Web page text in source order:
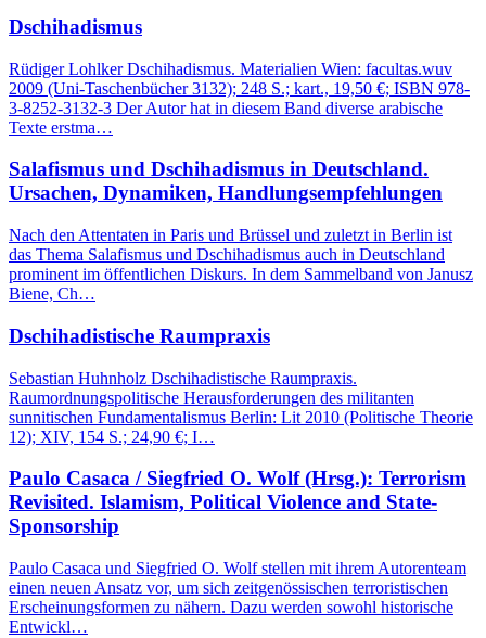
Dschihadismus
Rüdiger Lohlker Dschihadismus. Materialien Wien: facultas.wuv
2009 (Uni-Taschenbücher 3132); 248 S.; kart., 19,50 €; ISBN 978-
3-8252-3132-3 Der Autor hat in diesem Band diverse arabische
Texte erstma…
Salafismus und Dschihadismus in Deutschland.
Ursachen, Dynamiken, Handlungsempfehlungen
Nach den Attentaten in Paris und Brüssel und zuletzt in Berlin ist
das Thema Salafismus und Dschihadismus auch in Deutschland
prominent im öffentlichen Diskurs. In dem Sammelband von Janusz
Biene, Ch…
Dschihadistische Raumpraxis
Sebastian Huhnholz Dschihadistische Raumpraxis.
Raumordnungspolitische Herausforderungen des militanten
sunnitischen Fundamentalismus Berlin: Lit 2010 (Politische Theorie
12); XIV, 154 S.; 24,90 €; I…
Paulo Casaca / Siegfried O. Wolf (Hrsg.): Terrorism
Revisited. Islamism, Political Violence and State-
Sponsorship
Paulo Casaca und Siegfried O. Wolf stellen mit ihrem Autorenteam
einen neuen Ansatz vor, um sich zeitgenössischen terroristischen
Erscheinungsformen zu nähern. Dazu werden sowohl historische
Entwickl…